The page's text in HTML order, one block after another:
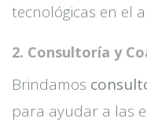
tecnológicas en el
2. Consultoría y
Brindamos
para ayudar a las